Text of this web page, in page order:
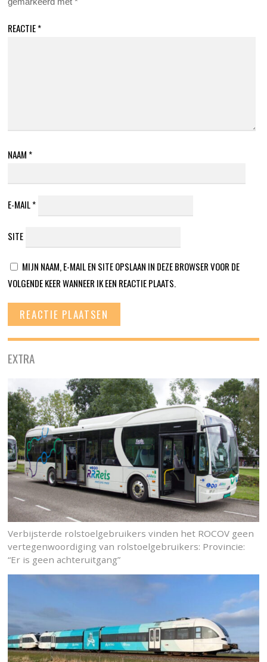
REACTIE*
NAAM *
E-MAIL*
SITE
MIJN NAAM, E-MAIL EN SITE OPSLAAN IN DEZE BROWSER VOOR DE
VOLGENDE KEER WANNEER IK EEN REACTIE PLAATS.
EXTRA
Verbijsterde rolstoelgebruikers vinden het ROCOV geen
vertegenwoordiging van rolstoelgebruikers: Provincie:
“Er is geen achteruitgang”